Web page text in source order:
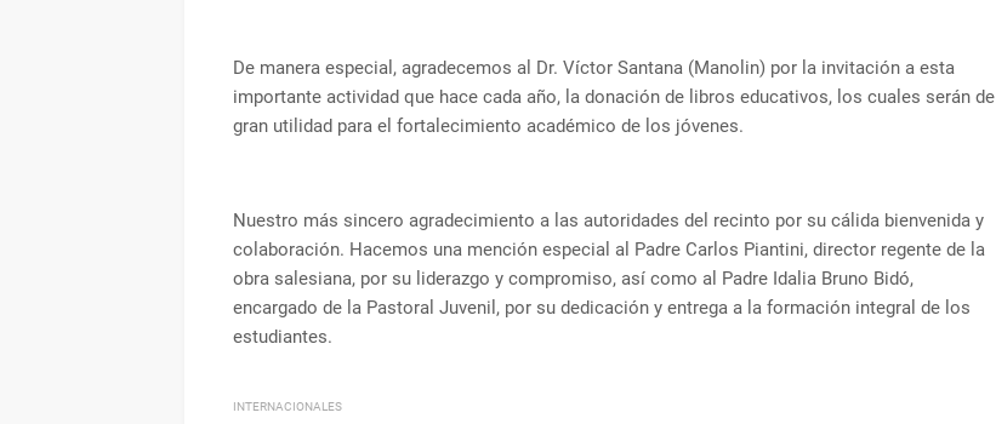
De manera especial, agradecemos al Dr. Víctor Santana (Manolin) por la invitación a esta
importante actividad que hace cada año, la donación de libros educativos, los cuales serán de
gran utilidad para el fortalecimiento académico de los jóvenes.
Nuestro más sincero agradecimiento a las autoridades del recinto por su cálida bienvenida y
colaboración. Hacemos una mención especial al Padre Carlos Piantini, director regente de la
obra salesiana, por su liderazgo y compromiso, así como al Padre Idalia Bruno Bidó,
encargado de la Pastoral Juvenil, por su dedicación y entrega a la formación integral de los
estudiantes.
INTERNACIONALES